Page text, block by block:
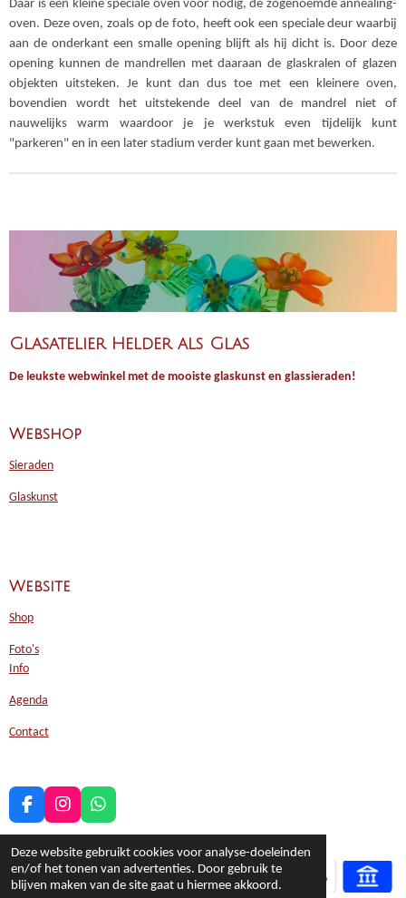
Deze website gebruikt cookies voor analyse-doeleinden
en/of het tonen van advertenties. Door gebruik te
blijven maken van de site gaat u hiermee akkoord.
Daar is een kleine speciale oven voor nodig, de zogenoemde annealing-
oven. Deze oven, zoals op de foto, heeft ook een speciale deur waarbij
aan de onderkant een smalle opening blijft als hij dicht is. Door deze
opening kunnen de mandrellen met daaraan de glaskralen of glazen
objekten uitsteken. Je kunt dan dus toe met een kleinere oven,
bovendien wordt het uitstekende deel van de mandrel niet of
nauwelijks warm waardoor je je werkstuk even tijdelijk kunt
"parkeren" en in een later stadium verder kunt gaan met bewerken.
Glasatelier Helder als Glas
De leukste webwinkel met de mooiste glaskunst en glassieraden!
Webshop
Sieraden
Glaskunst
Website
Shop
Foto's
Info
Agenda
Contact
F
a
e
b
o
I
n
t
a
g
W
h
t
s
A